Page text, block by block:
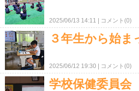
2025/06/13 14:11 コメント(0)
３年生から始ま
2025/06/12 19:30 コメント(0)
学校保健委員